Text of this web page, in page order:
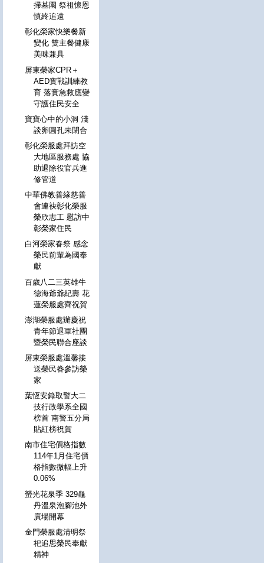
掃墓園 祭祖懷恩
慎終追遠
彰化榮家快樂餐新
變化 雙主餐健康
美味兼具
屏東榮家CPR＋
AED實戰訓練教
育 落實急救應變
守護住民安全
寶寶心中的小洞 淺
談卵圓孔未閉合
彰化榮服處拜訪空
大地區服務處 協
助退除役官兵進
修管道
中華佛教善緣慈善
會連袂彰化榮服
榮欣志工 慰訪中
彰榮家住民
白河榮家春祭 感念
榮民前輩為國奉
獻
百歲八二三英雄牛
德海爺爺紀壽 花
蓮榮服處齊祝賀
澎湖榮服處辦慶祝
青年節退軍社團
暨榮民聯合座談
屏東榮服處溫馨接
送榮民眷參訪榮
家
葉恆安錄取警大二
技行政學系全國
榜首 南警五分局
貼紅榜祝賀
南市住宅價格指數
114年1月住宅價
格指數微幅上升
0.06%
螢光花泉季 329龜
丹溫泉泡腳池外
廣場開幕
金門榮服處清明祭
祀追思榮民奉獻
精神